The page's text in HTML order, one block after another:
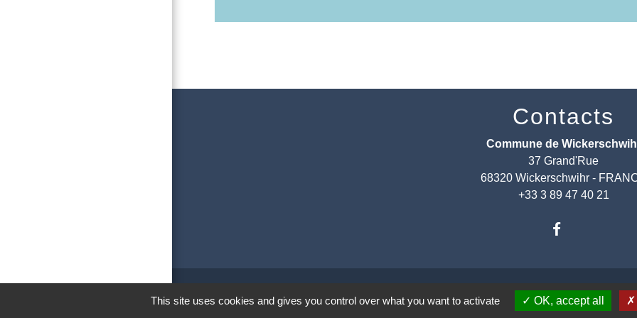
Contacts
Commune de
37 Grand'Rue
68320 Wickerschwihr -
+33 3 89 47 40 21
Mentions légales - Politique de confidentialité - Accessibilité -
This site uses cookies and gives you control over what you want to activate OK, accept all